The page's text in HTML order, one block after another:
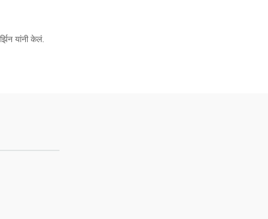
यांनी केलं.